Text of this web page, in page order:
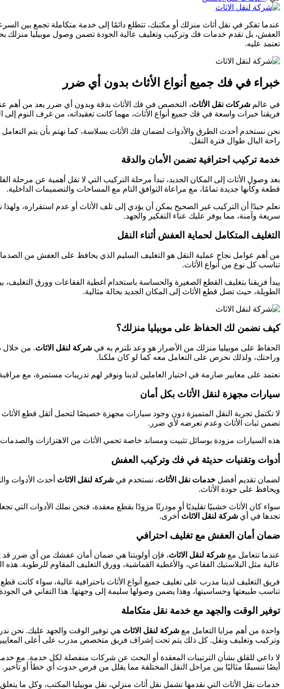
عندما تفكر في نقل أثاث منزلك أو مكتبك، تتطلع دائمًا إلى خدمة متكاملة تجمع بين
العفش، بل تقدم خدمات فك وتركيب وتغليف عالية الجودة تضمن وصول موبيليا منزلك
تعتمد عليه.
خبراء في فك جميع أنواع الأثاث بدون أي ضرر
في عالم شركات نقل الأثاث، التخصص في فك الأثاث بدقة وبدون أي ضرر يعد من أهم
فريقنا خبرات واسعة في فك جميع أنواع الأثاث، مهما كانت تعقيداته، من غرف
نحن نستخدم أحدث الطرق والأدوات لضمان فك الأثاث بسلاسة، كما نهتم بأن يتم التعامل
راحة البال طوال فترة النقل.
خدمة تركيب احترافية تضمن الأمان والدقة
بعد وصول الأثاث إلى المكان الجديد، تبدأ مرحلة التركيب التي لا تقل أهمية عن مرحلة
قطعة وكأنها جديدة تمامًا، مع مراعاة التوافق التام مع المساحات والتصميمات الداخلية.
نعلم جيدًا أن التركيب غير الصحيح يمكن أن يؤدي إلى تلف الأثاث أو عدم استقراره،
سريعة وآمنة، مما يوفر عليك عناء التفكير والجهد.
التغليف المتكامل لحماية العفش أثناء النقل
من أهم عوامل نجاح عملية النقل هو التغليف السليم الذي يحافظ على العفش من
تناسب كل نوع من أنواع الأثاث.
يبدأ فريقنا بتغليف القطع الصغيرة والحساسة باستخدام أغطية الفقاعات وورق
الطويلة، حيث تصل قطع الأثاث إلى المكان الجديد بحالة مثالية.
كيف نضمن لك الحفاظ على موبيليا منزلك؟
الحفاظ على موبيليا منزلك من الأضرار هو وعد نلتزم به في شركة لنقل الاثاث. من خلال
وراحتك، ولذلك نحرص على التعامل معه كما لو كان ملكنا.
نعتمد على معايير صارمة في اختيار العاملين لدينا ونوفر لهم تدريبات مستمرة، مع
سيارات مجهزة لنقل الأثاث بكل أمان
لا تكتمل تجربة النقل المتميزة دون وجود سيارات مجهزة خصيصًا لتحمل أثقل قطع الأثاث
تضمن ثبات الأثاث وعدم تعرضه لأي ضرر.
هذه السيارات مزودة بوسائل تثبيت ومساند خاصة تحمي الأثاث من الاهتزازات
أدوات وتقنيات حديثة في فك وتركيب العفش
لضمان تقديم أفضل خدمات نقل الأثاث، نستخدم في شركة لنقل الاثاث أحدث الأدوات
ويحافظ على جودة الأثاث.
سواء كان الأثاث خشبيًا تقليديًا أو مودرنًا مزودًا بقطع معقدة، فنحن نملك الأدوات التي
تجدها في أي شركة لنقل الاثاث أخرى.
ضمان أمان العفش مع تغليف احترافي
عندما تتعامل مع شركة لنقل الاثاث، فإن أولويتنا هي ضمان أمان عفشك من أي ضرر قد
عالية مثل البلاستيك الفقاعي، والأغطية القماشية، وورق التغليف المقاوم للرطوبة.
فريق التغليف لدينا مدرب على تغليف جميع أنواع الأثاث باحترافية عالية، سواء
تناسب طبيعتها وحساسيتها، وهذا يضمن وصولها سليمة إلى وجهتها. هذا التفاني في الجودة
توفير الوقت والجهد مع خدمة نقل متكاملة
واحدة من أهم مزايا التعامل مع شركة لنقل الاثاث هي توفير الوقت والجهد عليك. نحن
وتركيب وتغليف ونقل. كل ذلك يتم تحت إشراف فريق متخصص مدرب على أعلى المعايير
لا داعي للقلق بشأن الترتيبات المعقدة أو البحث عن شركات منفصلة لكل خدمة. مع
أيضًا تنسيقًا مثاليًا بين مراحل النقل المختلفة مما يقلل من فرص حدوث أي خطأ أو تأخير.
خدمات نقل الأثاث التي نقدمها تشمل نقل أثاث منزلي، نقل موبيليا المكتب، وكل ما